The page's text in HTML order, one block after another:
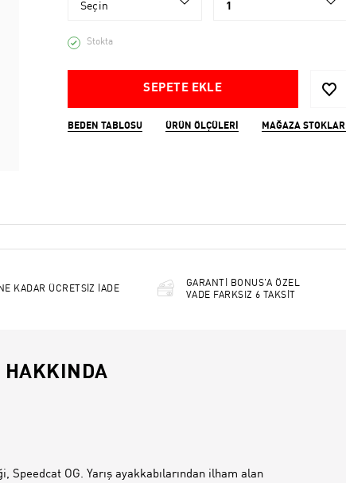
Seçin 1
Stokta
SEPETE EKLE
BEDEN TABLOSU ÜRÜN ÖLÇÜLERI MAĞAZA STOKLARI
KADAR ÜCRETSİZ İADE
GARANTİ BONUS'A ÖZEL
VADE FARKSIZ 6 TAKSİT
HAKKINDA
Speedcat OG. Yarış ayakkabılarından ilham alan